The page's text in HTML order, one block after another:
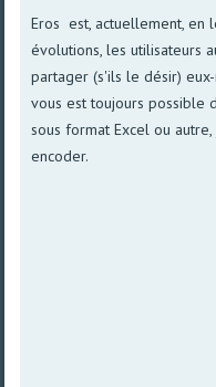
Eros est, actuellement, en
évolutions, les utilisateurs
partager (s'ils le désir)
vous est toujours
sous format Excel ou
encoder.